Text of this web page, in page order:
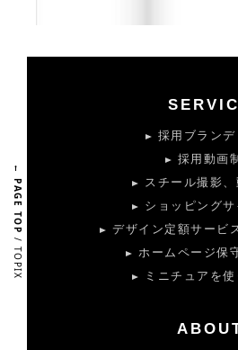
← PAGE TOP
/ TOPIX
採用ブラン
採用動画
スチール撮影
ショッピング
デザイン定額サービ
ホームページ保
ミニチュアを